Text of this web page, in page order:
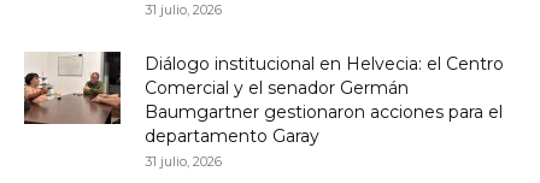
31 julio, 2026
Diálogo institucional en Helvecia: el Centro
Comercial y el senador Germán
Baumgartner gestionaron acciones para el
departamento Garay
31 julio, 2026